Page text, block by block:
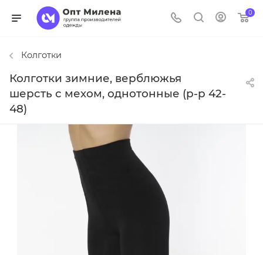
0
Колготки
Колготки зимние, верблюжья
шерсть с мехом, однотонные (р-р 42-
48)